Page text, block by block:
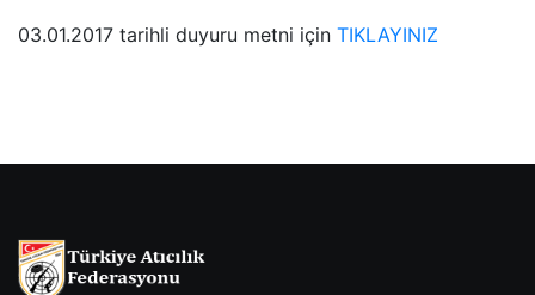
03.01.2017 tarihli duyuru metni için TIKLAYINIZ